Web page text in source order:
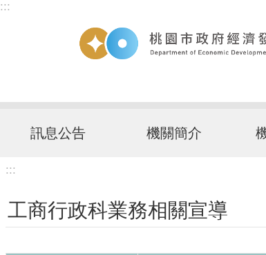
跳到主要內容區塊
:::
訊息公告 機關簡介
:::
工商行政科業務相關宣導